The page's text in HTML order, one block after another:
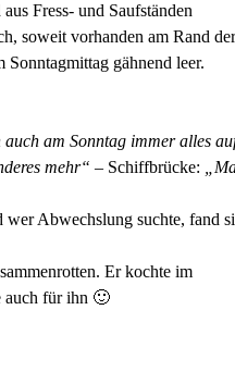
Fress- und Saufständen
soweit vorhanden am Rand der
Sonntagmittag gähnend leer.
auch am Sonntag immer alles
mehr“ – Schiffbrücke:
wer Abwechslung suchte, fand
Er kochte im
auch für ihn 🙂